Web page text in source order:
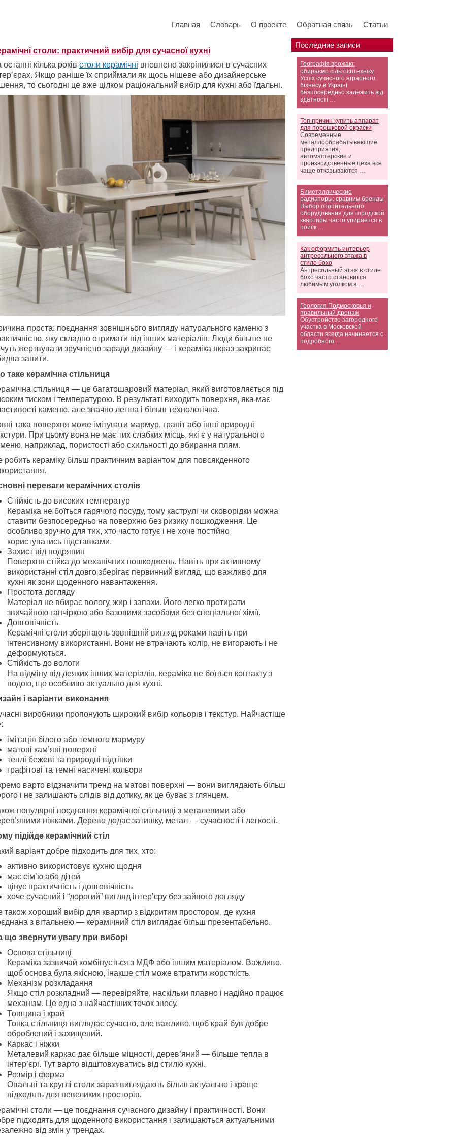
Главная Словарь О проекте Обратная связь Статьи
Последние записи
Географія врожаю:
обираємо сільгосптехніку
Успіх сучасного аграрного
бізнесу в Україні
безпосередньо залежить від
здатності …
Топ причин купить аппарат
для порошковой окраски
Современные
металлообрабатывающие
предприятия,
автомастерские и
производственные цеха все
чаще отказываются …
Биметаллические
радиаторы: сравним бренды
Выбор отопительного
оборудования для городской
квартиры часто упирается в
поиск …
Как оформить интерьер
антресольного этажа в
стиле бохо
Антресольный этаж в стиле
бохо часто становится
любимым уголком в …
Геология Подмосковья и
правильный дренаж
Обустройство загородного
участка в Московской
области всегда начинается с
подробного …
столи: практичний вибір для сучасної кухні
останні кілька років столи керамічні впевнено закріпилися в сучасних
Якщо раніше їх сприймали як щось нішеве або дизайнерське
то сьогодні це вже цілком раціональний вибір для кухні або їдальні.
проста: поєднання зовнішнього вигляду натурального каменю з
яку складно отримати від інших матеріалів. Люди більше не
жертвувати зручністю заради дизайну — і кераміка якраз закриває
запити.
таке керамічна стільниця
стільниця — це багатошаровий матеріал, який виготовляється під
тиском і температурою. В результаті виходить поверхня, яка має
каменю, але значно легша і більш технологічна.
така поверхня може імітувати мармур, граніт або інші природні
При цьому вона не має тих слабких місць, які є у натурального
наприклад, пористості або схильності до вбирання плям.
робить кераміку більш практичним варіантом для повсякденного
переваги керамічних столів
Стійкість до високих температур
Кераміка не боїться гарячого посуду, тому каструлі чи сковорідки можна
ставити безпосередньо на поверхню без ризику пошкодження. Це
особливо зручно для тих, хто часто готує і не хоче постійно
користуватись підставками.
Захист від подряпин
Поверхня стійка до механічних пошкоджень. Навіть при активному
використанні стіл довго зберігає первинний вигляд, що важливо для
кухні як зони щоденного навантаження.
Простота догляду
Матеріал не вбирає вологу, жир і запахи. Його легко протирати
звичайною ганчіркою або базовими засобами без спеціальної хімії.
Довговічність
Керамічні столи зберігають зовнішній вигляд роками навіть при
інтенсивному використанні. Вони не втрачають колір, не вигорають і не
деформуються.
Стійкість до вологи
На відміну від деяких інших матеріалів, кераміка не боїться контакту з
водою, що особливо актуально для кухні.
і варіанти виконання
виробники пропонують широкий вибір кольорів і текстур. Найчастіше
імітація білого або темного мармуру
матові кам’яні поверхні
теплі бежеві та природні відтінки
графітові та темні насичені кольори
варто відзначити тренд на матові поверхні — вони виглядають більш
і не залишають слідів від дотику, як це буває з глянцем.
популярні поєднання керамічної стільниці з металевими або
ніжками. Дерево додає затишку, метал — сучасності і легкості.
підійде керамічний стіл
варіант добре підходить для тих, хто:
активно використовує кухню щодня
має сім’ю або дітей
цінує практичність і довговічність
хоче сучасний і “дорогий” вигляд інтер’єру без зайвого догляду
також хороший вибір для квартир з відкритим простором, де кухня
з вітальнею — керамічний стіл виглядає більш презентабельно.
що звернути увагу при виборі
Основа стільниці
Кераміка зазвичай комбінується з МДФ або іншим матеріалом. Важливо,
щоб основа була якісною, інакше стіл може втратити жорсткість.
Механізм розкладання
Якщо стіл розкладний — перевіряйте, наскільки плавно і надійно працює
механізм. Це одна з найчастіших точок зносу.
Товщина і край
Тонка стільниця виглядає сучасно, але важливо, щоб край був добре
оброблений і захищений.
Каркас і ніжки
Металевий каркас дає більше міцності, дерев’яний — більше тепла в
інтер’єрі. Тут варто відштовхуватись від стилю кухні.
Розмір і форма
Овальні та круглі столи зараз виглядають більш актуально і краще
підходять для невеликих просторів.
столи — це поєднання сучасного дизайну і практичності. Вони
підходять для щоденного використання і залишаються актуальними
від змін у трендах.